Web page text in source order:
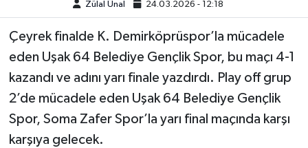
Zülal Ünal 24.03.2026 - 12:18
Çeyrek finalde K. Demirköprüspor’la mücadele
eden Uşak 64 Belediye Gençlik Spor, bu maçı 4-1
kazandı ve adını yarı finale yazdırdı. Play off grup
2’de mücadele eden Uşak 64 Belediye Gençlik
Spor, Soma Zafer Spor’la yarı final maçında karşı
karşıya gelecek.